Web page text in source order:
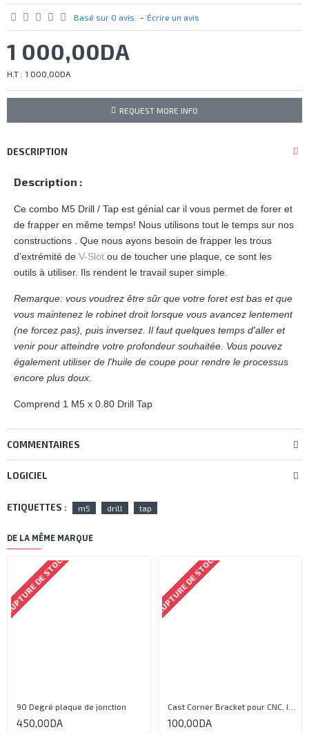
Basé sur 0 avis. - Écrire un avis
1 000,00DA
H.T : 1 000,00DA
REQUEST MORE INFO
DESCRIPTION
Description :
Ce combo M5 Drill / Tap est génial car il vous permet de forer et
de frapper en même temps! Nous utilisons tout le temps sur nos
constructions . Que nous ayons besoin de frapper les trous
d'extrémité de V-Slot ou de toucher une plaque, ce sont les
outils à utiliser. Ils rendent le travail super simple.
Remarque: vous voudrez être sûr que votre foret est bas et que
vous maintenez le robinet droit lorsque vous avancez lentement
(ne forcez pas), puis inversez. Il faut quelques temps d'aller et
venir pour atteindre votre profondeur souhaitée. Vous pouvez
également utiliser de l'huile de coupe pour rendre le processus
encore plus doux.
Comprend 1 M5 x 0.80 Drill Tap
COMMENTAIRES
LOGICIEL
ETIQUETTES : m5 drill tap
DE LA MÊME MARQUE
RUPTURE DE STOCK
90 Degré plaque de jonction
450,00DA
RUPTURE DE STOCK
100,00DA